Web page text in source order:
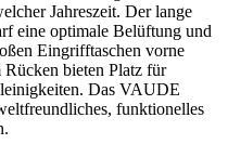
Jahreszeit. Der lange
eine optimale Belüftung und
Eingrifftaschen vorne
Rücken bieten Platz für
Das VAUDE
funktionelles